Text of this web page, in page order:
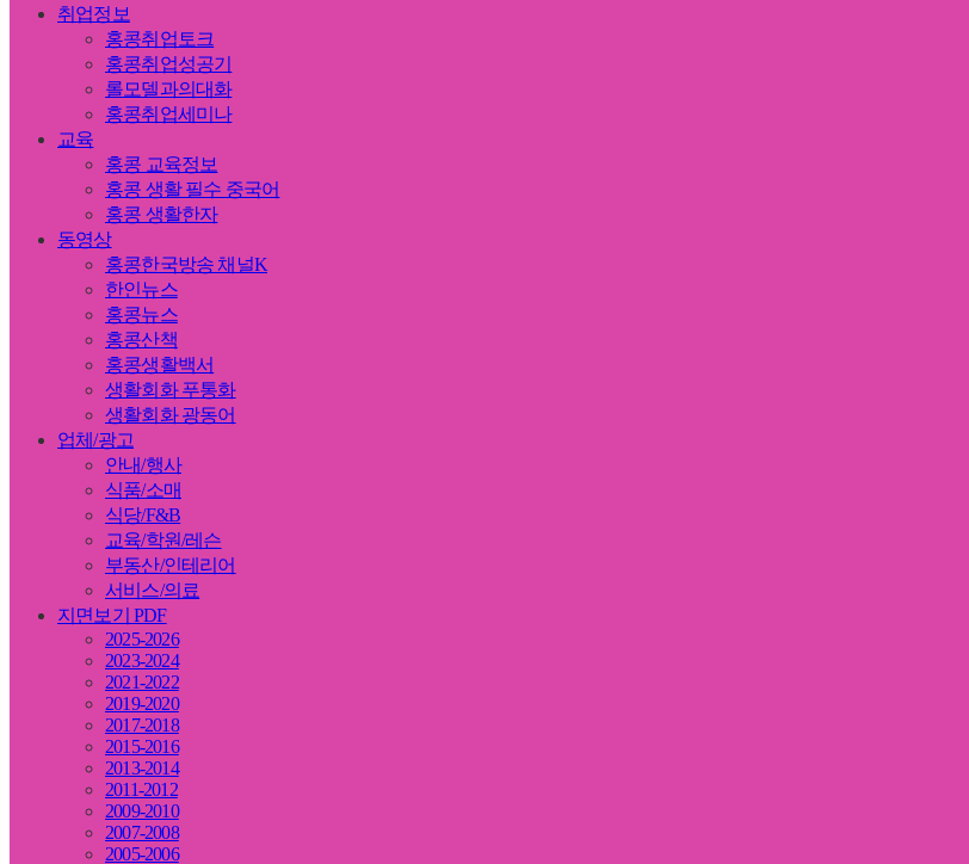
취업정보
홍콩취업토크
홍콩취업성공기
롤모델과의대화
홍콩취업세미나
교육
홍콩 교육정보
홍콩 생활 필수 중국어
홍콩 생활한자
동영상
홍콩한국방송 채널K
한인뉴스
홍콩뉴스
홍콩산책
홍콩생활백서
생활회화 푸통화
생활회화 광동어
업체/광고
안내/행사
식품/소매
식당/F&B
교육/학원/레슨
부동산/인테리어
서비스/의료
지면보기 PDF
2025-2026
2023-2024
2021-2022
2019-2020
2017-2018
2015-2016
2013-2014
2011-2012
2009-2010
2007-2008
2005-2006